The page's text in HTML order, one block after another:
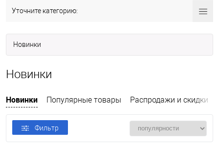
Уточните категорию:
Новинки
Новинки
Новинки Популярные товары Распродажи и скидки
Фильтр